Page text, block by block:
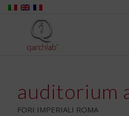
auditorium
FORI IMPERIALI ROMA